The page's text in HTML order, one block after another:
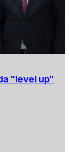
"level up"